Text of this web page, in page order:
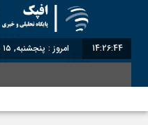
14:26:44 امروز : پنجشنبه, ۱۵ مرداد , ۱۴۰۵